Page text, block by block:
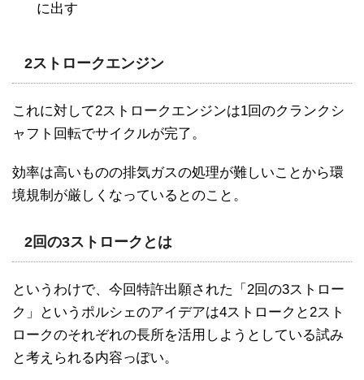
に出す
2ストロークエンジン
これに対して2ストロークエンジンは1回のクランクシ
ャフト回転でサイクルが完了。
効率は高いものの排気ガスの処理が難しいことから環
境規制が厳しくなっているとのこと。
2回の3ストロークとは
というわけで、今回特許出願された「2回の3ストロー
ク」というポルシェのアイデアは4ストロークと2スト
ロークのそれぞれの長所を活用しようとしている試み
と考えられる内容っぽい。